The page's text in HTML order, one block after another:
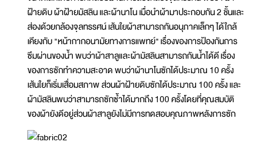
ฝ้ายดิบ ผ้าฝ้ายมัสลิน และผ้านาโน เมื่อนำผ้ามาประกอบกัน 2 ชั้นและ
ส่องด้วยกล้องจุลทรรศน์ เส้นใยผ้าสามารถกันอนุภาคเล็กๆ ได้ใกล้
เคียงกับ "หน้ากากอนามัยทางการแพทย์" เรื่องของการป้องกันการ
ซึมผ่านของน้ำ พบว่าผ้าสาลูและผ้ามัสลินสามารถกันน้ำได้ดี เรื่อง
ของการซักทำความสะอาด พบว่าผ้านาโนซักได้ประมาณ 10 ครั้ง
เส้นใยก็เริ่มเสื่อมสภาพ ส่วนผ้าฝ้ายดิบซักได้ประมาณ 100 ครั้ง และ
ผ้ามัสลินพบว่าสามารถซักซ้ำได้มากถึง 100 ครั้งโดยที่คุณสมบัติ
ของผ้ายังดีอยู่ส่วนผ้าสาลูยังไม่มีการทดสอบคุณภาพหลังการซัก